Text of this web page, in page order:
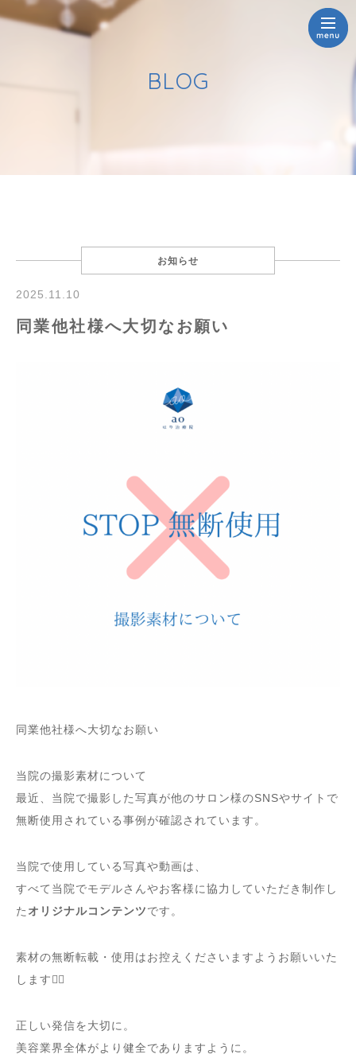
BLOG
お知らせ
2025.11.10
同業他社様へ大切なお願い
同業他社様へ大切なお願い
当院の撮影素材について
最近、当院で撮影した写真が他のサロン様のSNSやサイトで
無断使用されている事例が確認されています。
当院で使用している写真や動画は、
すべて当院でモデルさんやお客様に協力していただき制作し
た オリジナルコンテンツです。
素材の無断転載・使用はお控えくださいますようお願いいた
します🙇‍♀️
正しい発信を大切に。
美容業界全体がより健全でありますように。